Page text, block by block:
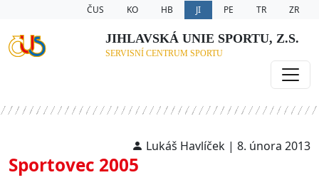
ČUS KO HB JI PE TR ZR
JIHLAVSKÁ UNIE SPORTU, Z.S.
SERVISNÍ CENTRUM SPORTU
Lukáš Havlíček | 8. února 2013
Sportovec 2005